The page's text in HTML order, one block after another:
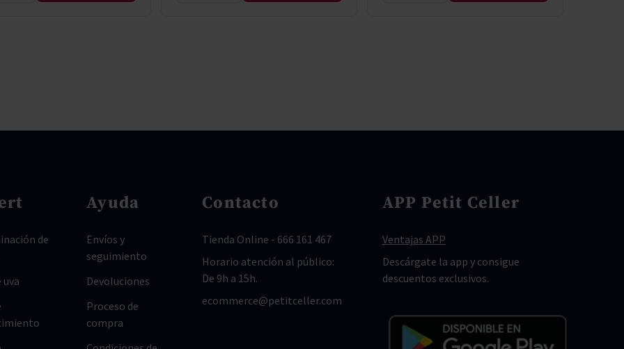
de
uva
Ayuda
Envíos y
seguimiento
Devoluciones
Proceso de
compra
Contacto
Tienda Online - 666 161 467
Horario atención al público:
De 9h a 15h.
ecommerce@petitceller.com
APP Petit Celler
Ventajas APP
Descárgate la app y consigue
descuentos exclusivos.